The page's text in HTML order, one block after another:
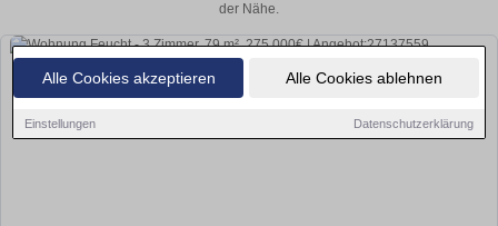
Alle Cookies akzeptieren Alle Cookies ablehnen
Einstellungen Datenschutzerklärung
der Nähe.